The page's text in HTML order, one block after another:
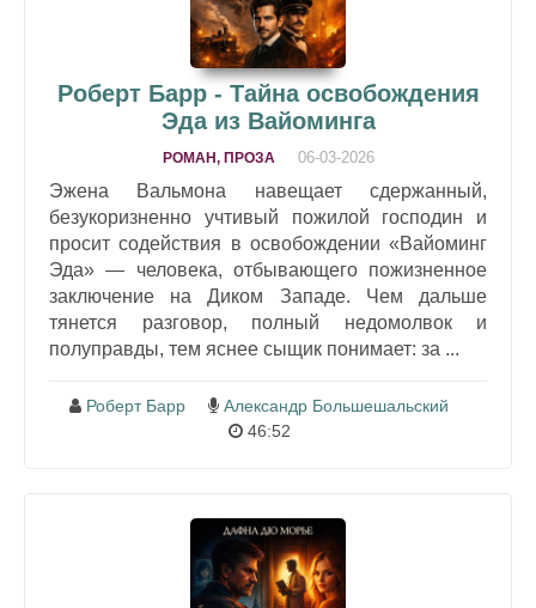
Роберт Барр - Тайна освобождения
Эда из Вайоминга
РОМАН, ПРОЗА 06-03-2026
Эжена Вальмона навещает сдержанный,
безукоризненно учтивый пожилой господин и
просит содействия в освобождении «Вайоминг
Эда» — человека, отбывающего пожизненное
заключение на Диком Западе. Чем дальше
тянется разговор, полный недомолвок и
полуправды, тем яснее сыщик понимает: за ...
Роберт Барр
Александр Большешальский
46:52